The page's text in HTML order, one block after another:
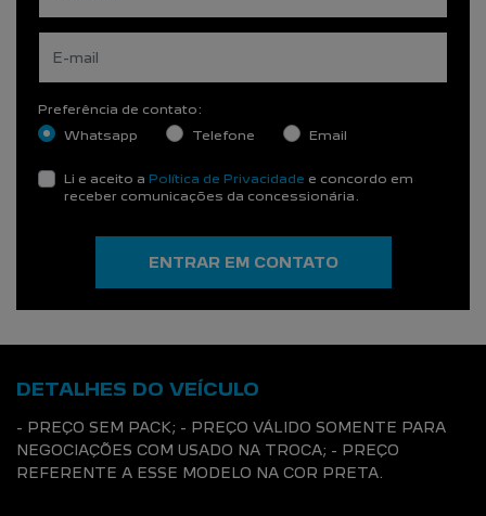
Preferência de contato:
Whatsapp
Telefone Email
Li e aceito a Política de Privacidade e concordo em
receber comunicações da concessionária.
ENTRAR EM CONTATO
DETALHES DO VEÍCULO
- PREÇO SEM PACK; - PREÇO VÁLIDO SOMENTE PARA
NEGOCIAÇÕES COM USADO NA TROCA; - PREÇO
REFERENTE A ESSE MODELO NA COR PRETA.